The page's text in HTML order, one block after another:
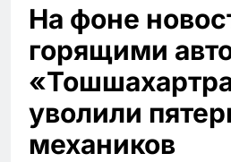
На фоне
горящими
уволили
механиков